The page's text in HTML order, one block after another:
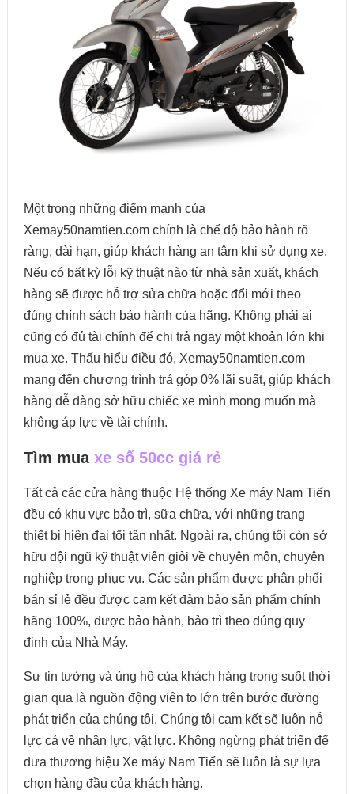
Một trong những điểm mạnh của
Xemay50namtien.com chính là chế độ bảo hành rõ
ràng, dài hạn, giúp khách hàng an tâm khi sử dụng xe.
Nếu có bất kỳ lỗi kỹ thuật nào từ nhà sản xuất, khách
hàng sẽ được hỗ trợ sửa chữa hoặc đổi mới theo
đúng chính sách bảo hành của hãng. Không phải ai
cũng có đủ tài chính để chi trả ngay một khoản lớn khi
mua xe. Thấu hiểu điều đó, Xemay50namtien.com
mang đến chương trình trả góp 0% lãi suất, giúp khách
hàng dễ dàng sở hữu chiếc xe mình mong muốn mà
không áp lực về tài chính.
Tìm mua xe số 50cc giá rẻ
Tất cả các cửa hàng thuộc Hệ thống Xe máy Nam Tiến
đều có khu vực bảo trì, sữa chữa, với những trang
thiết bị hiện đại tối tân nhất. Ngoài ra, chúng tôi còn sở
hữu đội ngũ kỹ thuật viên giỏi về chuyên môn, chuyên
nghiệp trong phục vụ. Các sản phẩm được phân phối
bán sỉ lẻ đều được cam kết đảm bảo sản phẩm chính
hãng 100%, được bảo hành, bảo trì theo đúng quy
định của Nhà Máy.
Sự tin tưởng và ủng hộ của khách hàng trong suốt thời
gian qua là nguồn động viên to lớn trên bước đường
phát triển của chúng tôi. Chúng tôi cam kết sẽ luôn nỗ
lực cả về nhân lực, vật lực. Không ngừng phát triển để
đưa thương hiệu Xe máy Nam Tiến sẽ luôn là sự lựa
chọn hàng đầu của khách hàng.